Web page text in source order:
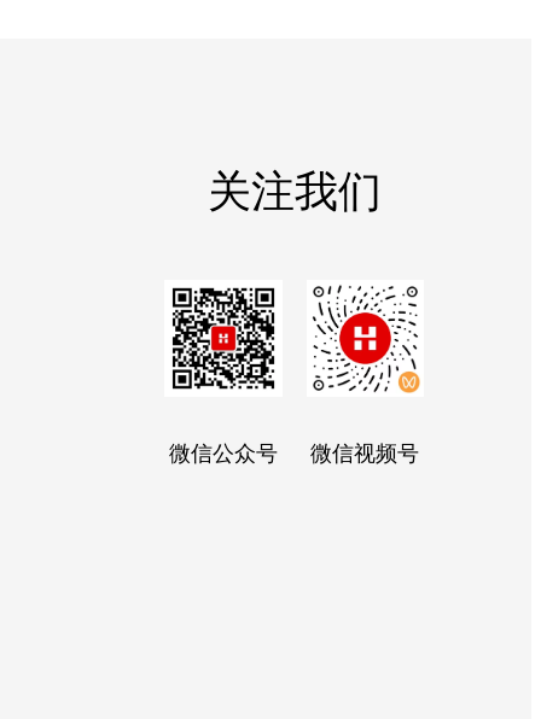
关注我们
微信公众号 微信视频号